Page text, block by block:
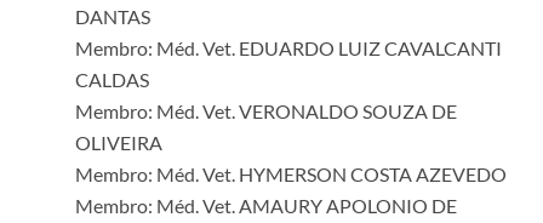
DANTAS
Membro: Méd. Vet. EDUARDO LUIZ CAVALCANTI
CALDAS
Membro: Méd. Vet. VERONALDO SOUZA DE
OLIVEIRA
Membro: Méd. Vet. HYMERSON COSTA AZEVEDO
Membro: Méd. Vet. AMAURY APOLONIO DE